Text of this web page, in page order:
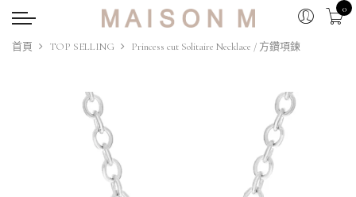
0
首頁 TOP SELLING Princess cut Solitaire Necklace / 方鑽項鍊